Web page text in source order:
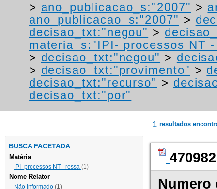
> ano_publicacao_s:"2007" >
ano_publicacao_s:"2007" >
decisao_txt:"negou" >
materia_s:"IPI- processos NT
> decisao_txt:"negou" >
> decisao_txt:"provimento" >
decisao_txt:"recurso" >
decisao_txt:"por"
BUSCA FACETADA
Matéria
IPI- processos NT - ressa (1)
Nome Relator
Não Informado (1)
1 resultados
Numero